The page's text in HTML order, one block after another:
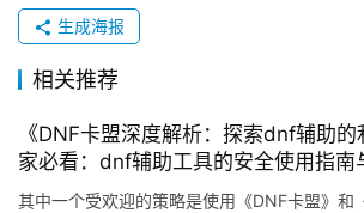
生成海报
相关推荐
《DNF卡盟深度解析：探索dnf辅助
家必看：dnf辅助工具的安全使用指南
其中一个受欢迎的策略是使用《DNF卡盟》和